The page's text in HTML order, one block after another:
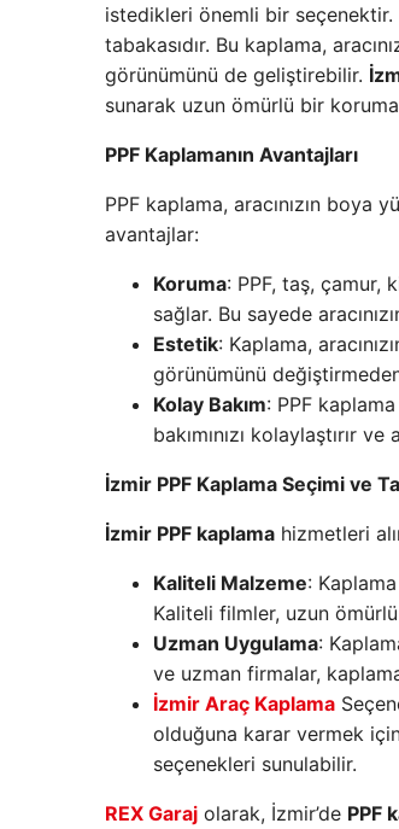
istedikleri önemli bir seçenektir.
tabakasıdır. Bu kaplama,
görünümünü de geliştirebilir.
sunarak uzun ömürlü bir
PPF Kaplamanın Avantajları
PPF kaplama, aracınızın boya
avantajlar:
Koruma: PPF, taş, çamur,
sağlar. Bu sayede
Estetik: Kaplama,
görünümünü
Kolay Bakım: PPF
bakımınızı kolaylaştırır
İzmir PPF Kaplama Seçimi ve
İzmir PPF kaplama hizmetleri
Kaliteli Malzeme:
Kaliteli filmler, uzun
Uzman Uygulama:
ve uzman firmalar,
İzmir Araç Kaplama
olduğuna karar vermek
seçenekleri sunulabilir.
REX Garaj olarak, İzmir’de PPF